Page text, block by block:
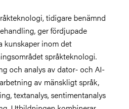
tidigare benämnd
ger fördjupade
kunskaper inom det
språkteknologi.
och analys av dator- och AI-
av mänskligt språk,
textanalys, sentimentanalys